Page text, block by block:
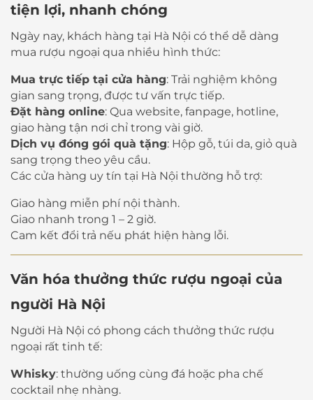
tiện lợi, nhanh chóng
Ngày nay, khách hàng tại Hà Nội có thể dễ dàng
mua rượu ngoại qua nhiều hình thức:
Mua trực tiếp tại cửa hàng: Trải nghiệm không
gian sang trọng, được tư vấn trực tiếp.
Đặt hàng online: Qua website, fanpage, hotline,
giao hàng tận nơi chỉ trong vài giờ.
Dịch vụ đóng gói quà tặng: Hộp gỗ, túi da, giỏ quà
sang trọng theo yêu cầu.
Các cửa hàng uy tín tại Hà Nội thường hỗ trợ:
Giao hàng miễn phí nội thành.
Giao nhanh trong 1 – 2 giờ.
Cam kết đổi trả nếu phát hiện hàng lỗi.
Văn hóa thưởng thức rượu ngoại của
người Hà Nội
Người Hà Nội có phong cách thưởng thức rượu
ngoại rất tinh tế:
Whisky: thường uống cùng đá hoặc pha chế
cocktail nhẹ nhàng.